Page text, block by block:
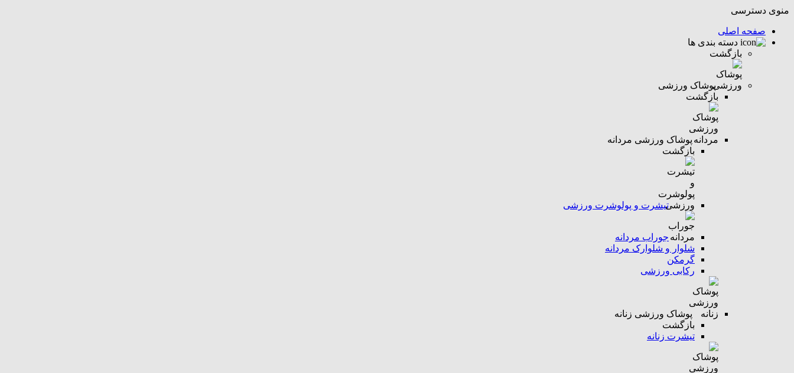
منوی دسترسی
صفحه اصلی
دسته بندی ها
بازگشت
پوشاک ورزشی
بازگشت
پوشاک ورزشی مردانه
بازگشت
تیشرت و پولوشرت ورزشی
جوراب مردانه
شلوار و شلوارک مردانه
گرمکن
رکابی ورزشی
پوشاک ورزشی زنانه
بازگشت
تیشرت زنانه